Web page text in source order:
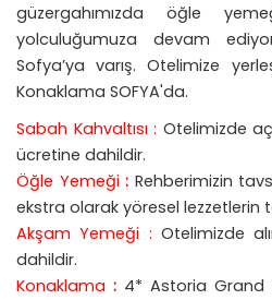
güzergahımızda öğle
yolculuğumuza devam
Sofya’ya varış. Otelimize
Konaklama SOFYA'da.
Sabah Kahvaltısı : Otelimizde
ücretine dahildir.
Öğle Yemeği : Rehberimizin
ekstra olarak yöresel lezzetlerin
Akşam Yemeği : Otelimizde
dahildir.
Konaklama : 4* Astoria Grand